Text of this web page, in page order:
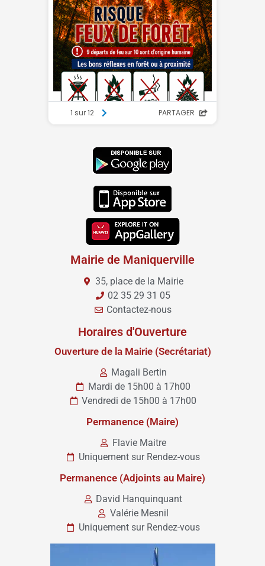
Mairie de Maniquerville
35, place de la Mairie
02 35 29 31 05
Contactez-nous
Horaires d'Ouverture
Ouverture de la Mairie (Secrétariat)
Magali Bertin
Mardi de 15h00 à 17h00
Vendredi de 15h00 à 17h00
Permanence (Maire)
Flavie Maitre
Uniquement sur Rendez-vous
Permanence (Adjoints au Maire)
David Hanquinquant
Valérie Mesnil
Uniquement sur Rendez-vous